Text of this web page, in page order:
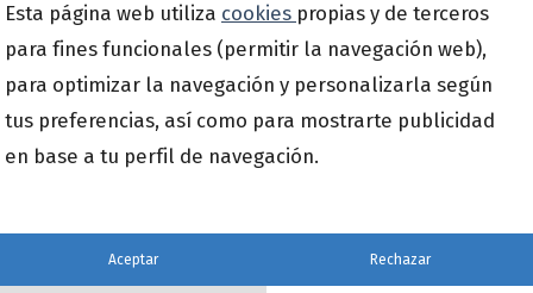
Suscríbete a nuestra newsletter
Email
Esta página web utiliza cookies propias y de terceros
para fines funcionales (permitir la navegación web),
para optimizar la navegación y personalizarla según
tus preferencias, así como para mostrarte publicidad
en base a tu perfil de navegación.
Aceptar Rechazar